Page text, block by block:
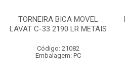
TORNEIRA BICA MOVEL
LAVAT C-33 2190 LR METAIS
Código: 21082
Embalagem: PC